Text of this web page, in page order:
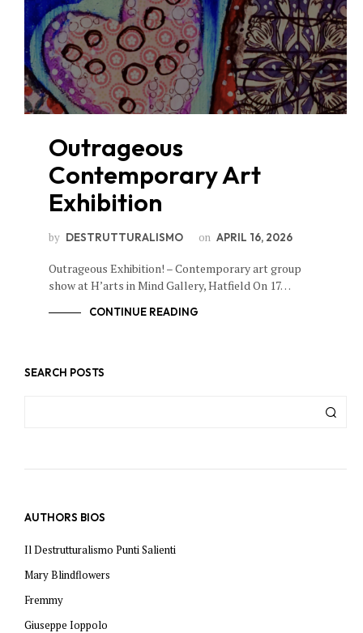
Outrageous
Contemporary Art
Exhibition
by DESTRUTTURALISMO on APRIL 16, 2026
Outrageous Exhibition! – Contemporary art group
show at H’arts in Mind Gallery, Hatfield On 17…
CONTINUE READING
SEARCH POSTS
AUTHORS BIOS
Il Destrutturalismo Punti Salienti
Mary Blindflowers
Fremmy
Giuseppe Ioppolo